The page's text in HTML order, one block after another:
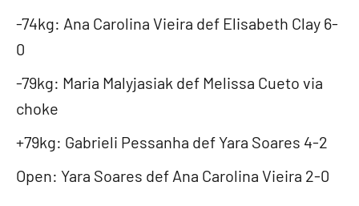
-74kg: Ana Carolina Vieira def Elisabeth Clay 6-
0
-79kg: Maria Malyjasiak def Melissa Cueto via
choke
+79kg: Gabrieli Pessanha def Yara Soares 4-2
Open: Yara Soares def Ana Carolina Vieira 2-0